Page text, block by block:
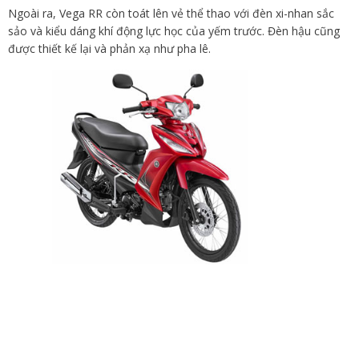
Ngoài ra, Vega RR còn toát lên vẻ thể thao với đèn xi-nhan sắc
sảo và kiểu dáng khí động lực học của yếm trước. Đèn hậu cũng
được thiết kế lại và phản xạ như pha lê.